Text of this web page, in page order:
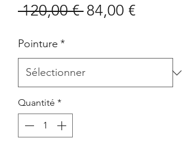
120,00 € Prix
84,00 €Prix
Pointure *
Quantité *